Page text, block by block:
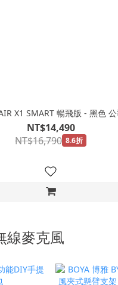
X1 SMART 暢飛版 - 黑色
NT$14,490
NT$16,790 8.6折
線麥克風